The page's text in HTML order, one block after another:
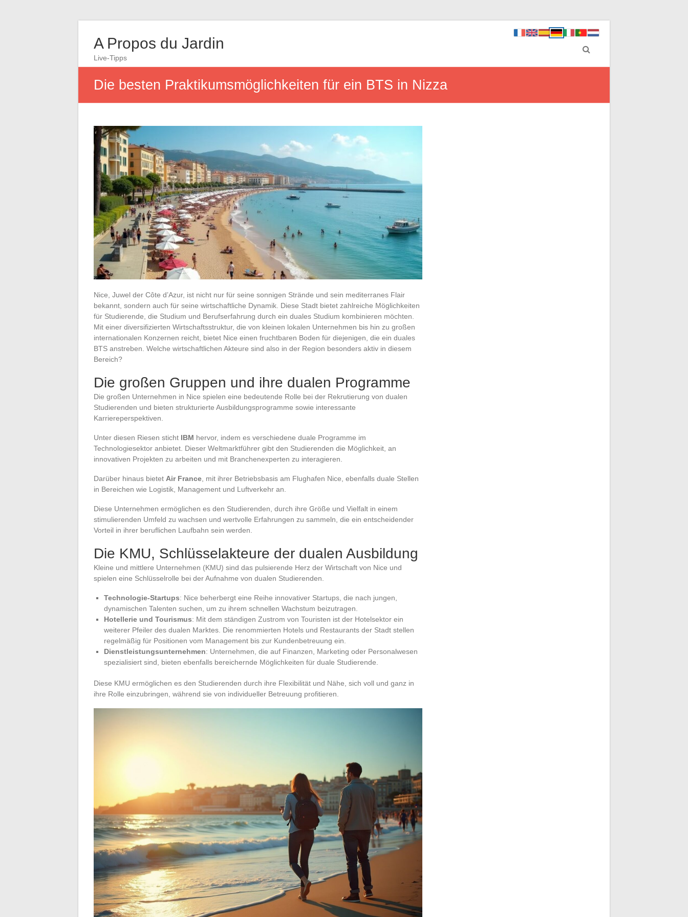
A Propos du Jardin
Live-Tipps
Die besten Praktikumsmöglichkeiten für ein BTS in Nizza
Nice, Juwel der Côte d’Azur, ist nicht nur für seine sonnigen Strände und sein mediterranes Flair
bekannt, sondern auch für seine wirtschaftliche Dynamik. Diese Stadt bietet zahlreiche Möglichkeiten
für Studierende, die Studium und Berufserfahrung durch ein duales Studium kombinieren möchten.
Mit einer diversifizierten Wirtschaftsstruktur, die von kleinen lokalen Unternehmen bis hin zu großen
internationalen Konzernen reicht, bietet Nice einen fruchtbaren Boden für diejenigen, die ein duales
BTS anstreben. Welche wirtschaftlichen Akteure sind also in der Region besonders aktiv in diesem
Bereich?
Die großen Gruppen und ihre dualen Programme
Die großen Unternehmen in Nice spielen eine bedeutende Rolle bei der Rekrutierung von dualen
Studierenden und bieten strukturierte Ausbildungsprogramme sowie interessante
Karriereperspektiven.
Unter diesen Riesen sticht IBM hervor, indem es verschiedene duale Programme im
Technologiesektor anbietet. Dieser Weltmarktführer gibt den Studierenden die Möglichkeit, an
innovativen Projekten zu arbeiten und mit Branchenexperten zu interagieren.
Darüber hinaus bietet Air France , mit ihrer Betriebsbasis am Flughafen Nice, ebenfalls duale Stellen
in Bereichen wie Logistik, Management und Luftverkehr an.
Diese Unternehmen ermöglichen es den Studierenden, durch ihre Größe und Vielfalt in einem
stimulierenden Umfeld zu wachsen und wertvolle Erfahrungen zu sammeln, die ein entscheidender
Vorteil in ihrer beruflichen Laufbahn sein werden.
Die KMU, Schlüsselakteure der dualen Ausbildung
Kleine und mittlere Unternehmen (KMU) sind das pulsierende Herz der Wirtschaft von Nice und
spielen eine Schlüsselrolle bei der Aufnahme von dualen Studierenden.
Technologie-Startups: Nice beherbergt eine Reihe innovativer Startups, die nach jungen,
dynamischen Talenten suchen, um zu ihrem schnellen Wachstum beizutragen.
Hotellerie und Tourismus: Mit dem ständigen Zustrom von Touristen ist der Hotelsektor ein
weiterer Pfeiler des dualen Marktes. Die renommierten Hotels und Restaurants der Stadt stellen
regelmäßig für Positionen vom Management bis zur Kundenbetreuung ein.
Dienstleistungsunternehmen: Unternehmen, die auf Finanzen, Marketing oder Personalwesen
spezialisiert sind, bieten ebenfalls bereichernde Möglichkeiten für duale Studierende.
Diese KMU ermöglichen es den Studierenden durch ihre Flexibilität und Nähe, sich voll und ganz in
ihre Rolle einzubringen, während sie von individueller Betreuung profitieren.